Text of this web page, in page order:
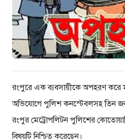
রংপুরে এক ব্যবসায়ীকে অপহরণ করে
অভিযোগে পুলিশ কনস্টেবলসহ তিন
রংপুর মেট্রোপলিটন পুলিশের
বিষয়টি নিশ্চিত করেছেন।